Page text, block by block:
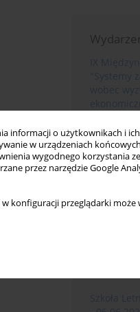
informacji o użytkownikach i ich
w urządzeniach
wygodnego korzystania
przez narzędzie Google
konfiguracji przeglądarki może
Poznań
XIII